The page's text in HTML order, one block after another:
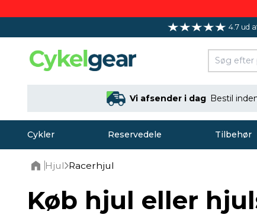
4.7 ud
Vi afsender i dag Bestil
Cykler Reservedele Tilbehør
Hjul Racerhjul
Køb hjul eller